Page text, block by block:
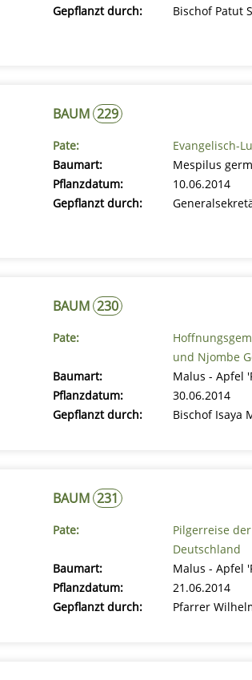
Gepflanzt durch:
Bischof Patut
BAUM 229
Pate:
Evangelisch-
Baumart:
Mespilus
Pflanzdatum:
10.06.2014
Gepflanzt durch:
BAUM 230
Pate:
und Njombe
Baumart:
Malus - Apfel
Pflanzdatum:
30.06.2014
Gepflanzt durch:
Bischof Isaya
BAUM 231
Pate:
Pilgerreise
Deutschland
Baumart:
Malus - Apfel
Pflanzdatum:
21.06.2014
Gepflanzt durch:
Pfarrer